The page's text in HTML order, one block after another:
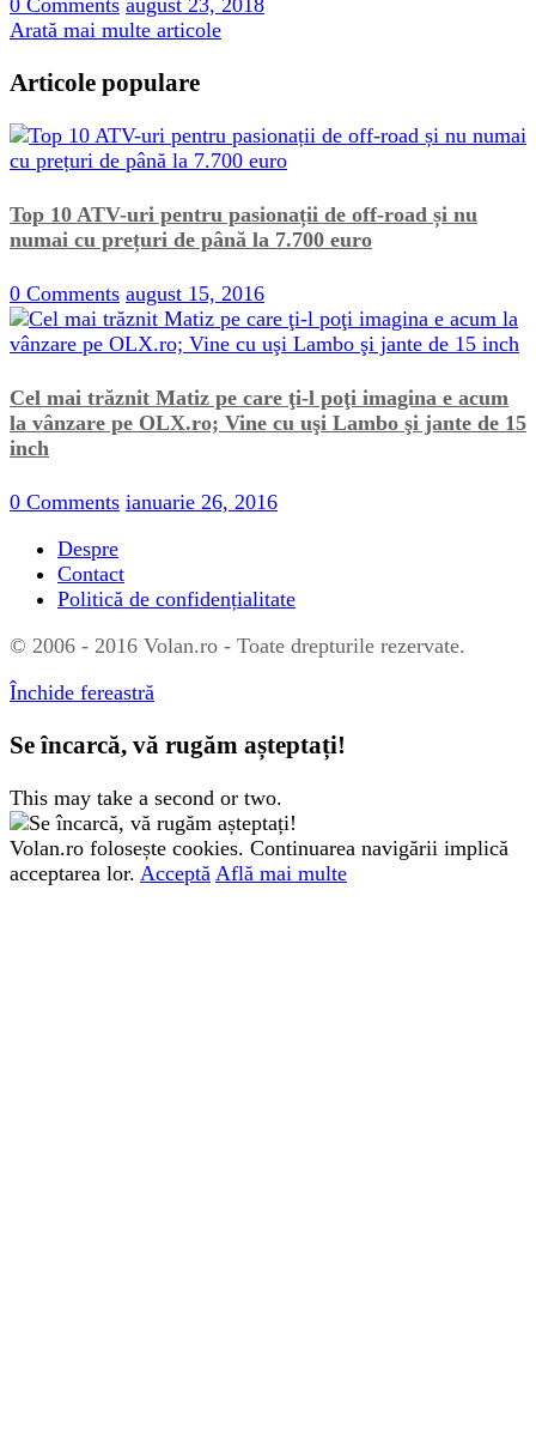
0 Comments august 23, 2018
Arată mai multe articole
Articole populare
Top 10 ATV-uri pentru pasionații de off-road și nu
numai cu prețuri de până la 7.700 euro
0 Comments august 15, 2016
Cel mai trăznit Matiz pe care ţi-l poţi imagina e acum
la vânzare pe OLX.ro; Vine cu uşi Lambo şi jante de 15
inch
0 Comments ianuarie 26, 2016
Despre
Contact
Politică de confidențialitate
© 2006 - 2016 Volan.ro - Toate drepturile rezervate.
Închide fereastră
Se încarcă, vă rugăm așteptați!
This may take a second or two.
Volan.ro folosește cookies. Continuarea navigării implică
acceptarea lor. Acceptă Află mai multe